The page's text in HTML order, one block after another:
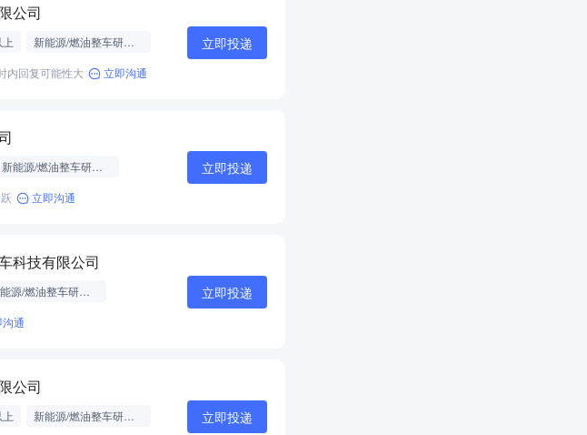
公司
新能源/燃油整车研发制造
内回复可能性大 立即沟通
立即投递
新能源/燃油整车研发制造
立即沟通
立即投递
科技有限公司
新能源/燃油整车研发制造
通
立即投递
公司
新能源/燃油整车研发制造
立即投递